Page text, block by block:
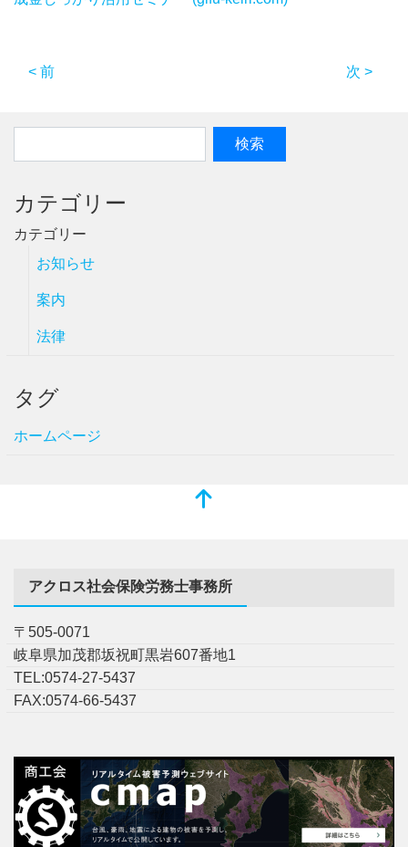
< 前 次 >
カテゴリー
カテゴリー
お知らせ
案内
法律
タグ
ホームページ
アクロス社会保険労務士事務所
〒505-0071
岐阜県加茂郡坂祝町黒岩607番地1
TEL:0574-27-5437
FAX:0574-66-5437